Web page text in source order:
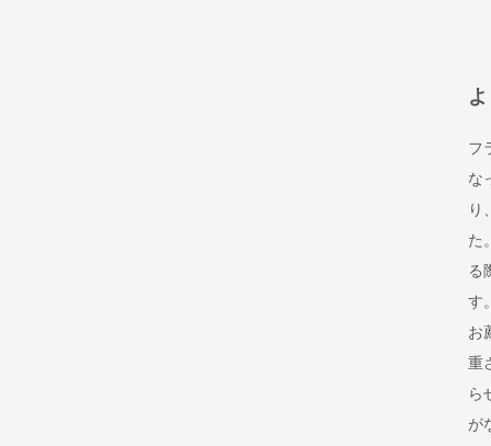
フ
な
り
た
る
す
お
重
ら
が